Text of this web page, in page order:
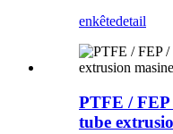
enkêtedetail
PTFE / FEP
tube